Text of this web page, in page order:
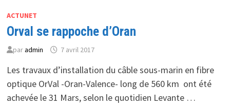
NIVEAU
POINT
D’ATTERRISSEMENT
FESTON
COUPURE
D’INTERNET
EST
PRÉVUE
LE
ACTUNET
Orval se rappoche d’Oran
paradmin 7 avril 2017
Les travaux d’installation du câble sous-marin en fibre
optique OrVal -Oran-Valence- long de 560 km ont été
achevée le 31 Mars, selon le quotidien Levante …